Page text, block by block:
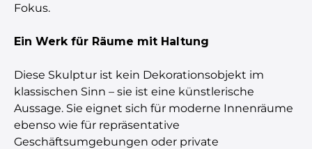
Fokus.
Ein Werk für Räume mit Haltung
Diese Skulptur ist kein Dekorationsobjekt im
klassischen Sinn – sie ist eine künstlerische
Aussage. Sie eignet sich für moderne Innenräume
ebenso wie für repräsentative
Geschäftsumgebungen oder private